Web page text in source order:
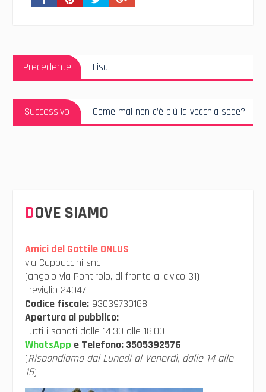
Navigazione
articoli
Precedente
Articolo
Precedente:
Lisa
Successivo
Successivo:
Come mai non c’è più la vecchia sede?
DOVE SIAMO
Amici del Gattile ONLUS
via Cappuccini snc
(angolo via Pontirolo, di fronte al civico 31)
Treviglio 24047
Codice fiscale:93039730168
Apertura al pubblico:
Tutti i sabati dalle 14.30 alle 18.00
WhatsApp e Telefono: 3505392576
(Rispondiamo dal Lunedì al Venerdì, dalle 14 alle
15)